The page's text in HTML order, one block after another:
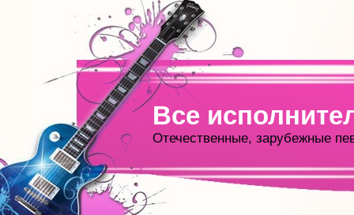
Все
Отечественные, зарубежные